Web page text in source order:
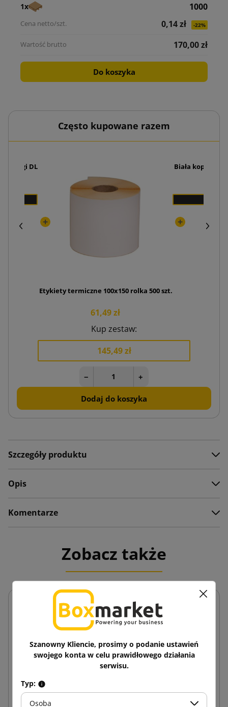
1x
1000
0,14 zł
-22%
170,00 zł
Do koszyka
Często kupowane razem
Przylgi DL
Etykiety termiczne 100x150 rolka 500 szt.
61,49 zł
Biała koperta
Kup zestaw:
145,49 zł
− +
Dodaj do koszyka
Szczegóły produktu
Opis
Komentarze
Zobacz także
Szanowny Kliencie, prosimy o podanie ustawień
swojego konta w celu prawidłowego działania
serwisu.
Typ:
Osoba